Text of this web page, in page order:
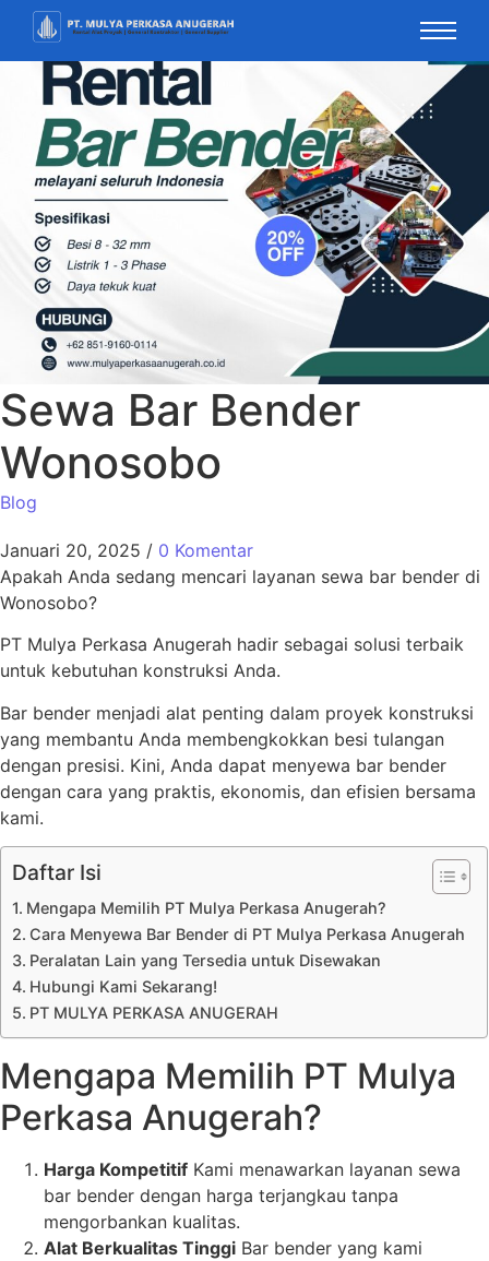
Sewa Bar Bender
Wonosobo
Blog
Januari 20, 2025 / 0 Komentar
Apakah Anda sedang mencari layanan sewa bar bender di
Wonosobo?
PT Mulya Perkasa Anugerah hadir sebagai solusi terbaik
untuk kebutuhan konstruksi Anda.
Bar bender menjadi alat penting dalam proyek konstruksi
yang membantu Anda membengkokkan besi tulangan
dengan presisi. Kini, Anda dapat menyewa bar bender
dengan cara yang praktis, ekonomis, dan efisien bersama
kami.
Daftar Isi
Mengapa Memilih PT Mulya Perkasa Anugerah?
Cara Menyewa Bar Bender di PT Mulya Perkasa Anugerah
Peralatan Lain yang Tersedia untuk Disewakan
Hubungi Kami Sekarang!
PT MULYA PERKASA ANUGERAH
Mengapa Memilih PT Mulya
Perkasa Anugerah?
Harga Kompetitif Kami menawarkan layanan sewa
bar bender dengan harga terjangkau tanpa
mengorbankan kualitas.
Alat Berkualitas Tinggi Bar bender yang kami